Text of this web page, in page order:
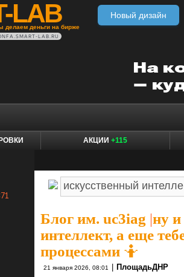
LAB
делаем деньги на бирже
Новый дизайн
LAB.RU
АКЦИИ +115
Блог им. uc3iag |ну
интеллект, а еще
процессами 🤷
21 января 2026, 08:01 ПлощадьДНР